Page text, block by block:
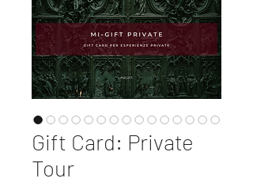
Gift Card: Private
Tour